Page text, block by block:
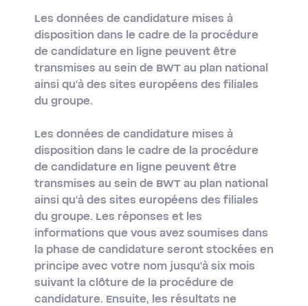
Les données de candidature mises à
disposition dans le cadre de la procédure
de candidature en ligne peuvent être
transmises au sein de BWT au plan national
ainsi qu'à des sites européens des filiales
du groupe.
Les données de candidature mises à
disposition dans le cadre de la procédure
de candidature en ligne peuvent être
transmises au sein de BWT au plan national
ainsi qu'à des sites européens des filiales
du groupe. Les réponses et les
informations que vous avez soumises dans
la phase de candidature seront stockées en
principe avec votre nom jusqu'à six mois
suivant la clôture de la procédure de
candidature. Ensuite, les résultats ne